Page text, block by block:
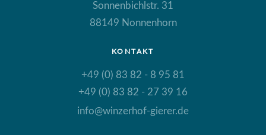
Sonnenbichlstr. 31
88149 Nonnenhorn
KONTAKT
+49 (0) 83 82 - 8 95 81
+49 (0) 83 82 - 27 39 16
info@winzerhof-gierer.de